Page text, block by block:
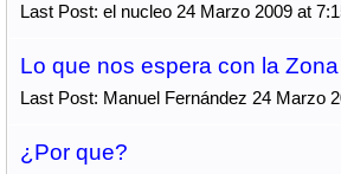
Last Post: el nucleo 24 Marzo 2009 at
Lo que nos espera con la Zona
Last Post: Manuel Fernández 24 Marzo
¿Por que?